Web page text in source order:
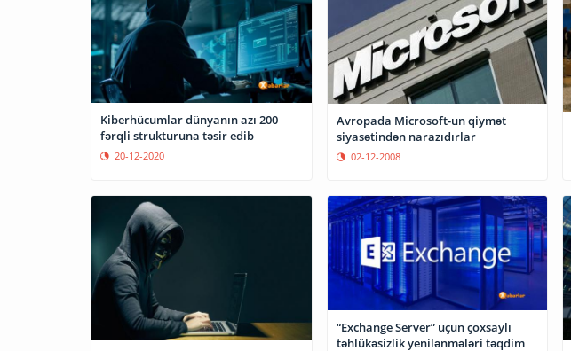
Kiberhücumlar dünyanın azı 200
fərqli strukturuna təsir edib
20-12-2020
Avropada Microsoft-un qiymət
siyasətindən narazıdırlar
02-12-2008
“Exchange Server” üçün çoxsaylı
təhlükəsizlik yenilənmələri təqdim